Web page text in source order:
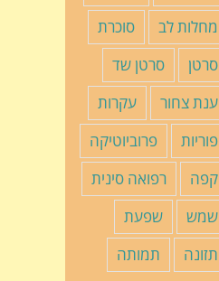
מחלות לב
סוכרת
סרטן
סרטן שד
ענת צחור
עקרות
פוריות
פרוביוטיקה
קפה
רפואה סינית
שמש
שפעת
תזונה
תמותה